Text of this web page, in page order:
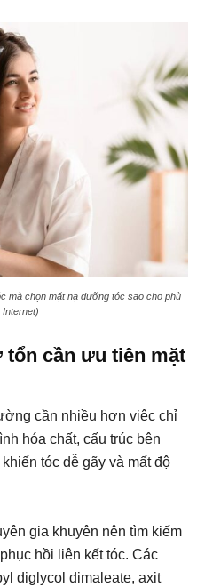
mà chọn mặt nạ dưỡng tóc sao cho phù
tổn cần ưu tiên mặt
cần nhiều hơn việc chỉ
hóa chất, cấu trúc bên
tóc dễ gãy và mất độ
gia khuyên nên tìm kiếm
hồi liên kết tóc. Các
diglycol dimaleate, axit